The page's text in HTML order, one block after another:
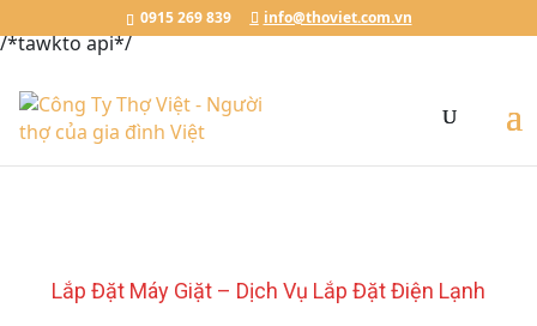
Chat với Thợ Việt0915.269.839
/*tawkto api*/
0915 269 839 info@thoviet.com.vn
Lắp Đặt Máy Giặt – Dịch Vụ Lắp Đặt Điện Lạnh